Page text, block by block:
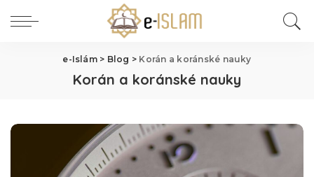
e-Islám> Blog > Korán a koránské nauky
Korán a koránské nauky